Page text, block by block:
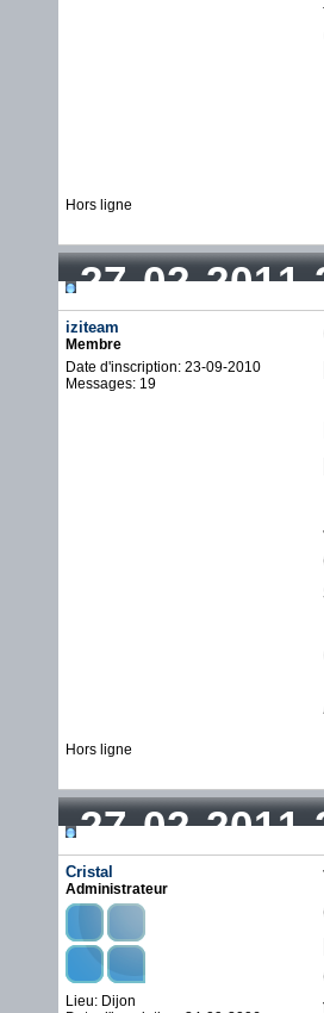
Hors ligne
27-02-2011
iziteam
Membre
Date d'inscription: 23-09-2010
Messages: 19
Hors ligne
27-02-2011
Cristal
Administrateur
Lieu: Dijon